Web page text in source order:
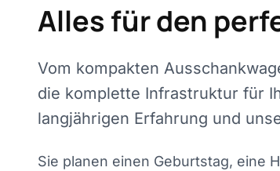
Alles für den
Vom kompakten
die komplette Infrastruktur für
langjährigen Erfahrung und
Sie planen einen Geburtstag, eine